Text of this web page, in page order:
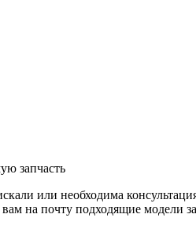
запчасть
или необходима
на почту подходящие модели